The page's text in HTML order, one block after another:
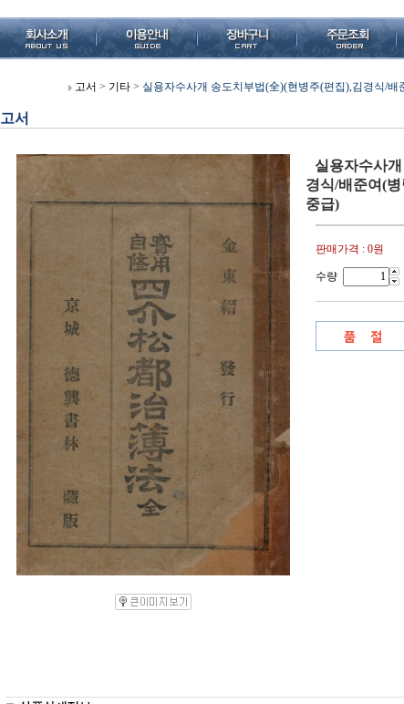
고서 > 기타 > 실용자수사개 송도치부법(全)(현병주(편집),김경식/배
고서
실용자수사
경식/배준여(병
중급)
판매가격 : 0원
수량